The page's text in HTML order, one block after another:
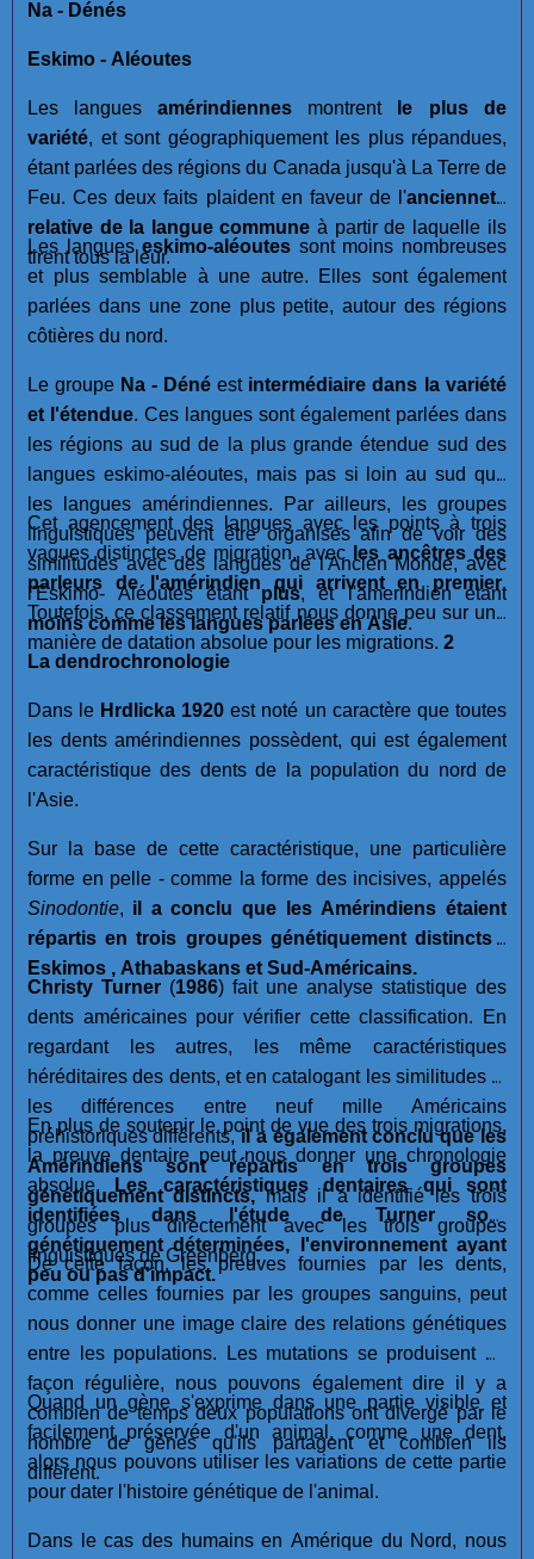
Na - Dénés
Eskimo - Aléoutes
Les langues amérindiennes montrent
le plus de
variété, et sont géographiquement les plus répandues,
étant parlées des régions du Canada jusqu'à La Terre de
Feu. Ces deux faits plaident en faveur de l'ancienneté
relative de la langue commune à partir de laquelle ils
tirent tous la leur.
Les langueseskimo-aléoutes sont moins nombreuses
et plus semblable à une autre. Elles sont également
parlées dans une zone plus petite, autour des régions
côtières du nord.
Le groupe Na - Déné est intermédiaire dans la variété
et l'étendue. Ces langues sont également parlées dans
les régions au sud de la plus grande étendue sud des
langues eskimo-aléoutes, mais pas si loin au sud que
les langues amérindiennes. Par ailleurs, les groupes
linguistiques peuvent être organisés afin de voir des
similitudes avec des langues de l'Ancien Monde, avec
l'Eskimo- Aléoutes êtantplus, et l'amerindien étant
moins comme les langues parlées en Asie.
Cet agencement des langues avec les points à trois
vagues distinctes de migration, avec les ancêtres des
parleurs de l'amérindien qui arrivent en premier.
Toutefois, ce classement relatif nous donne peu sur une
manière de datation absolue pour les migrations. 2
La dendrochronologie
Dans le Hrdlicka 1920 est noté un caractère que toutes
les dents amérindiennes possèdent, qui est également
caractéristique des dents de la population du nord de
l'Asie.
Sur la base de cette caractéristique, une particulière
forme en pelle - comme la forme des incisives, appelés
Sinodontie, il a conclu que les Amérindiens étaient
répartis en trois groupes génétiquement distincts :
Eskimos , Athabaskans et Sud-Américains.
Christy Turner (1986) fait une analyse statistique des
dents américaines pour vérifier cette classification. En
regardant les autres, les même caractéristiques
héréditaires des dents, et en catalogant les similitudes et
les différences entre neuf mille Américains
préhistoriques différents,il a également conclu que les
Amérindiens sont répartis en trois groupes
génétiquement distincts,mais il a identifié les trois
groupes plus directement avec les trois groupes
linguistiques de Greenberg.
En plus de soutenir le point de vue des trois migrations,
la preuve dentaire peut nous donner une chronologie
absolue. Les caractéristiques dentaires qui sont
identifiées dans l'étude de Turner sont
génétiquement déterminées, l'environnement ayant
peu ou pas d'impact.
De cette façon, les preuves fournies par les dents,
comme celles fournies par les groupes sanguins, peut
nous donner une image claire des relations génétiques
entre les populations. Les mutations se produisent de
façon régulière, nous pouvons également dire il y a
combien de temps deux populations ont divergé par le
nombre de gènes qu'ils partagent et combien ils
diffèrent.
Quand un gène s'exprime dans une partie visible et
facilement préservée d'un animal, comme une dent,
alors nous pouvons utiliser les variations de cette partie
pour dater l'histoire génétique de l'animal.
Dans le cas des humains en Amérique du Nord, nous